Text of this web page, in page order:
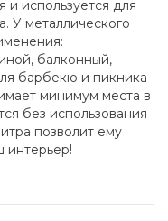
и используется для
У металлического
балконный,
барбекю и пикника
минимум места в
без использования
позволит ему
интерьер!